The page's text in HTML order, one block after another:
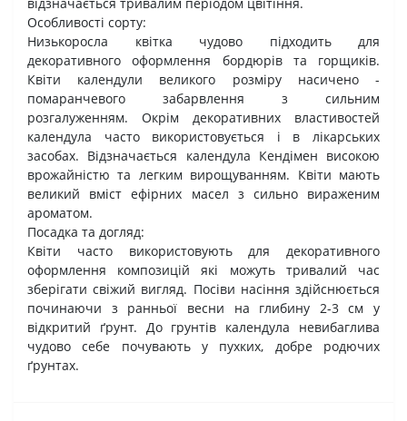
відзначається тривалим періодом цвітіння.
Особливості сорту:
Низькоросла квітка чудово підходить для
декоративного оформлення бордюрів та горщиків.
Квіти календули великого розміру насичено -
помаранчевого забарвлення з сильним
розгалуженням. Окрім декоративних властивостей
календула часто використовується і в лікарських
засобах. Відзначається календула Кендімен високою
врожайністю та легким вирощуванням. Квіти мають
великий вміст ефірних масел з сильно вираженим
ароматом.
Посадка та догляд:
Квіти часто використовують для декоративного
оформлення композицій які можуть тривалий час
зберігати свіжий вигляд. Посіви насіння здійснюється
починаючи з ранньої весни на глибину 2-3 см у
відкритий ґрунт. До грунтів календула невибаглива
чудово себе почувають у пухких, добре родючих
ґрунтах.